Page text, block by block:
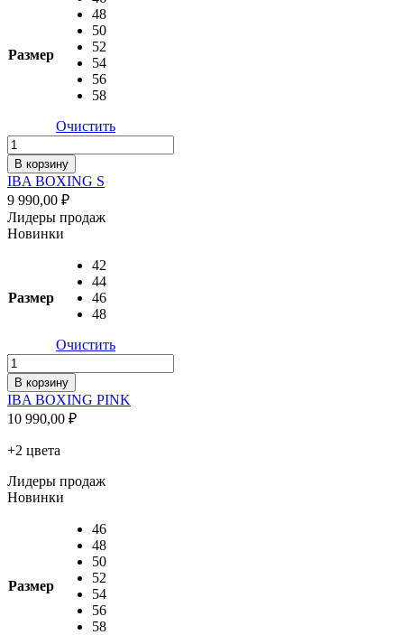
Размер
48
50
52
54
56
58
Очистить
Количество
товара
IBA
BOXING
S
В корзину
IBA BOXING S
9 990,00 ₽
Лидеры продаж
Новинки
Размер
42
44
46
48
Очистить
Количество
товара
IBA
BOXING
PINK
В корзину
IBA BOXING PINK
10 990,00 ₽
+2 цвета
Лидеры продаж
Новинки
Размер
46
48
50
52
54
56
58